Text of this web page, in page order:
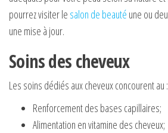
pourrez visiter le salon de beauté une ou
une mise à jour.
Soins des cheveux
Les soins dédiés aux cheveux concourent au :
Renforcement des bases capillaires;
Alimentation en vitamine des cheveux;